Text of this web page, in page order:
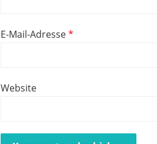
E-Mail-Adresse*
Website